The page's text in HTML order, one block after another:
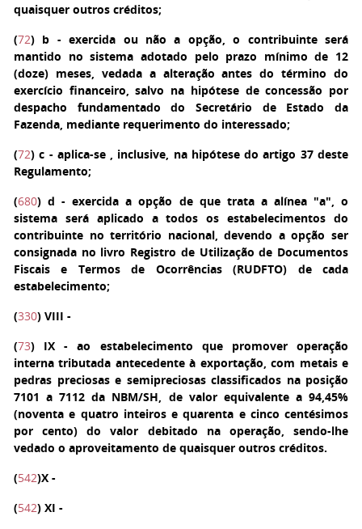
quaisquer outros créditos;
(72) b - exercida ou não a opção, o contribuinte será
mantido no sistema adotado pelo prazo mínimo de 12
(doze) meses, vedada a alteração antes do término do
exercício financeiro, salvo na hipótese de concessão por
despacho fundamentado do Secretário de Estado da
Fazenda, mediante requerimento do interessado;
(72)c - aplica-se , inclusive, na hipótese do artigo 37 deste
Regulamento;
(680)d - exercida a opção de que trata a alínea "a", o
sistema será aplicado a todos os estabelecimentos do
contribuinte no território nacional, devendo a opção ser
consignada no livro Registro de Utilização de Documentos
Fiscais e Termos de Ocorrências (RUDFTO) de cada
estabelecimento;
(330) VIII -
(73) IX - ao estabelecimento que promover operação
interna tributada antecedente à exportação, com metais e
pedras preciosas e semipreciosas classificados na posição
7101 a 7112 da NBM/SH, de valor equivalente a 94,45%
(noventa e quatro inteiros e quarenta e cinco centésimos
por cento) do valor debitado na operação, sendo-lhe
vedado o aproveitamento de quaisquer outros créditos.
(542)X -
(542) XI -